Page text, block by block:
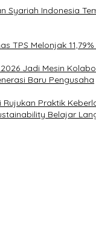
Syariah Indonesia
TPS Melonjak
Jadi Mesin
Baru Pengusaha
Praktik
Belajar